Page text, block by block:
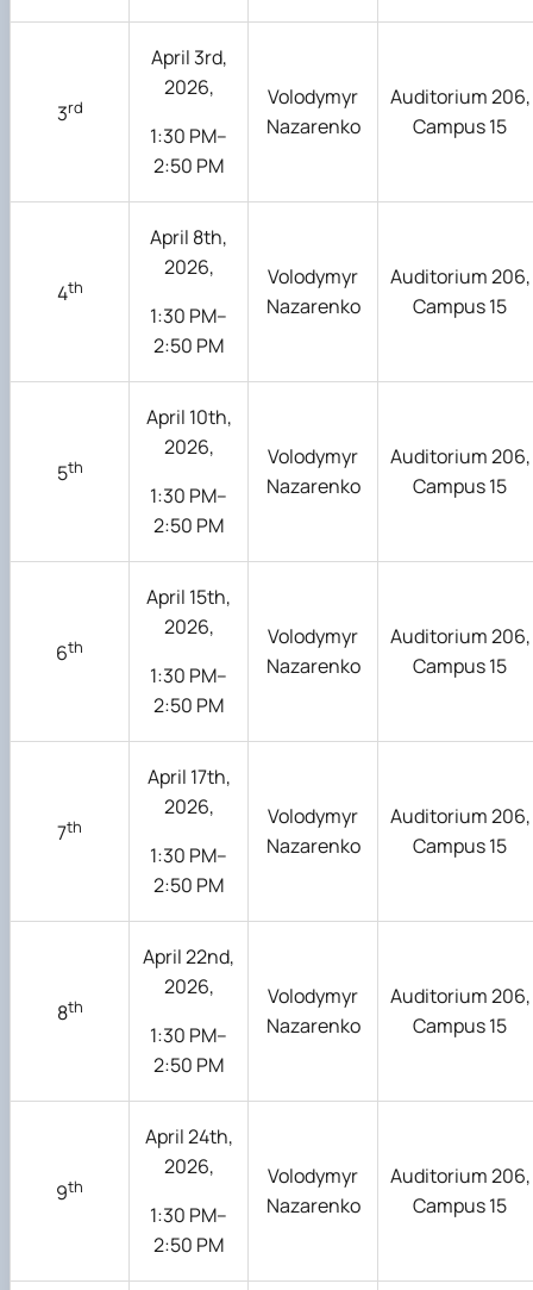
3rd
April 3rd,
2026,
1:30 PM–
2:50 PM
Volodymyr
Nazarenko
Auditorium 206,
Campus 15
4th
April 8th,
2026,
1:30 PM–
2:50 PM
Volodymyr
Nazarenko
Auditorium 206,
Campus 15
5th
April 10th,
2026,
1:30 PM–
2:50 PM
Volodymyr
Nazarenko
Auditorium 206,
Campus 15
6th
April 15th,
2026,
1:30 PM–
2:50 PM
Volodymyr
Nazarenko
Auditorium 206,
Campus 15
7th
April 17th,
2026,
1:30 PM–
2:50 PM
Volodymyr
Nazarenko
Auditorium 206,
Campus 15
8th
April 22nd,
2026,
1:30 PM–
2:50 PM
Volodymyr
Nazarenko
Auditorium 206,
Campus 15
9th
April 24th,
2026,
1:30 PM–
2:50 PM
Volodymyr
Nazarenko
Auditorium 206,
Campus 15